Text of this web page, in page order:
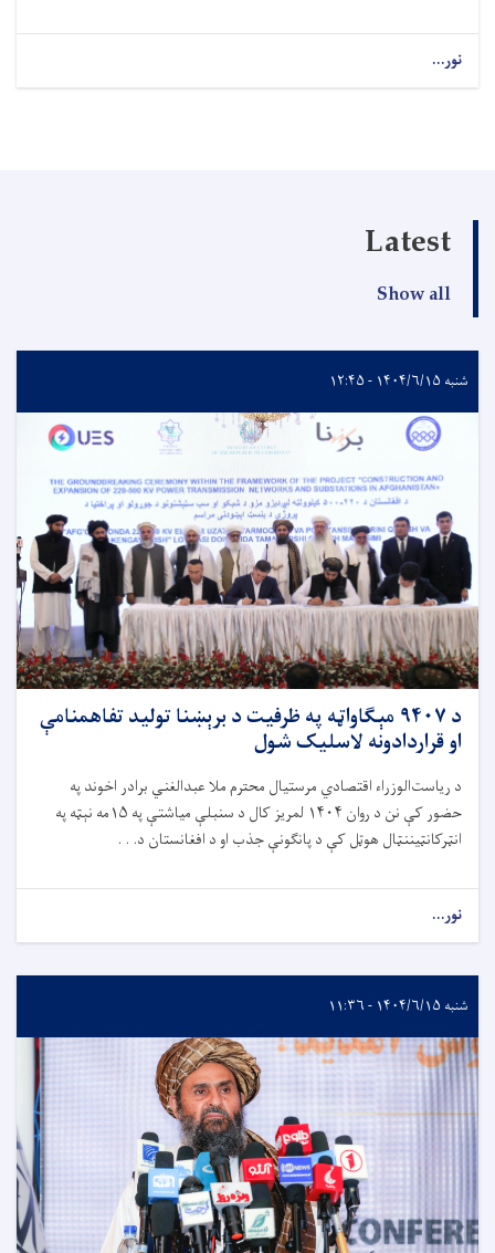
نور...
Latest
Show all
شنبه ۱۴۰۴/۶/۱۵ - ۱۲:۴۵
د ۹۴۰۷ مېګاواټه په ظرفیت د برېښنا تولید تفاهمنامې
او قراردادونه لاسلیک شول
د ریاست‌الوزراء اقتصادي مرستیال محترم ملا عبدالغني برادر اخوند په
حضور کې نن د روان ۱۴۰۴ لمریز کال د سنبلې میاشتې په ۱۵مه نېټه په
انټرکانټیننټال هوټل کې د پانګونې جذب او د افغانستان د. . .
نور...
شنبه ۱۴۰۴/۶/۱۵ - ۱۱:۳۶